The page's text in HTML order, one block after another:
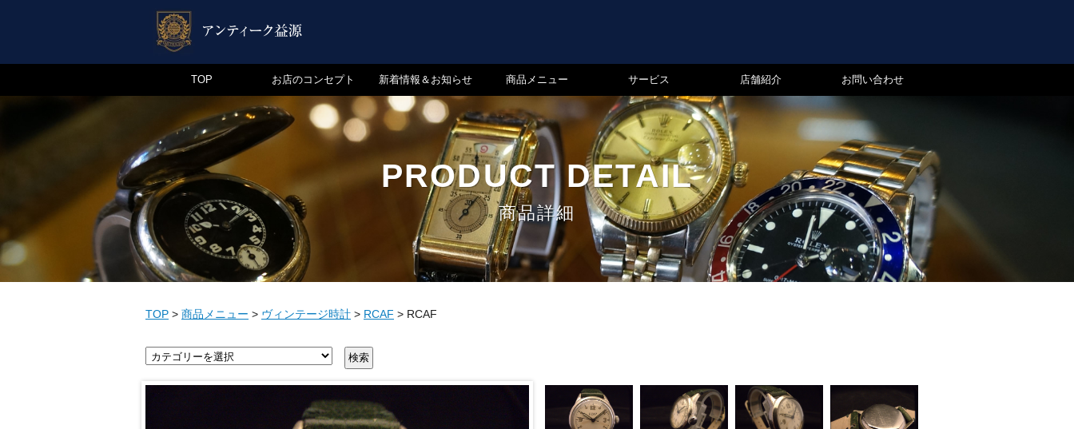
TOP お店のコンセプト 新着情報＆お知らせ 商品メニュー サービス 店舗紹介 お問い合わせ
PRODUCT DETAIL
商品詳細
TOP > 商品メニュー > ヴィンテージ時計 > RCAF > RCAF